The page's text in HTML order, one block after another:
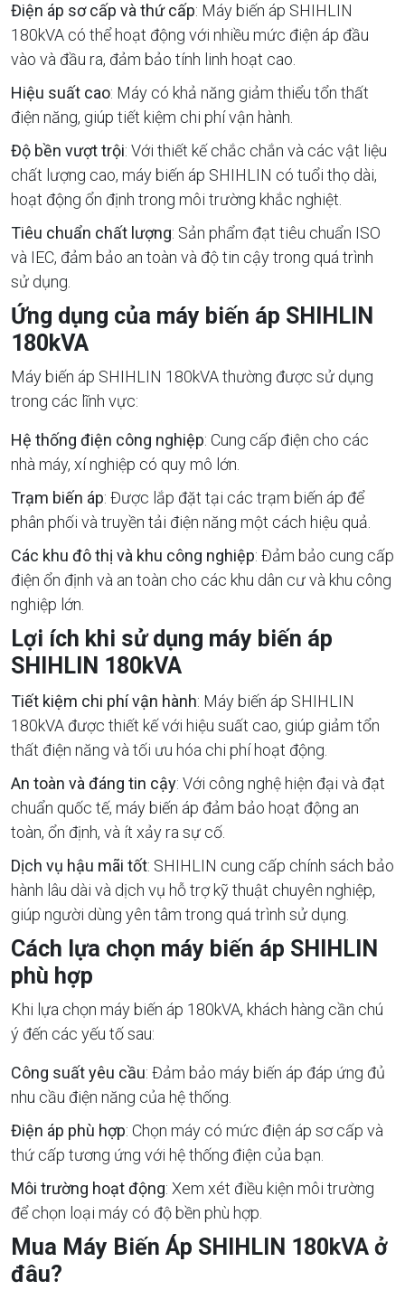
Điện áp sơ cấp và thứ cấp: Máy biến áp SHIHLIN
180kVA có thể hoạt động với nhiều mức điện áp đầu
vào và đầu ra, đảm bảo tính linh hoạt cao.
Hiệu suất cao: Máy có khả năng giảm thiểu tổn thất
điện năng, giúp tiết kiệm chi phí vận hành.
Độ bền vượt trội: Với thiết kế chắc chắn và các vật liệu
chất lượng cao, máy biến áp SHIHLIN có tuổi thọ dài,
hoạt động ổn định trong môi trường khắc nghiệt.
Tiêu chuẩn chất lượng: Sản phẩm đạt tiêu chuẩn ISO
và IEC, đảm bảo an toàn và độ tin cậy trong quá trình
sử dụng.
Ứng dụng của máy biến áp SHIHLIN
180kVA
Máy biến áp SHIHLIN 180kVA thường được sử dụng
trong các lĩnh vực:
Hệ thống điện công nghiệp: Cung cấp điện cho các
nhà máy, xí nghiệp có quy mô lớn.
Trạm biến áp: Được lắp đặt tại các trạm biến áp để
phân phối và truyền tải điện năng một cách hiệu quả.
Các khu đô thị và khu công nghiệp: Đảm bảo cung cấp
điện ổn định và an toàn cho các khu dân cư và khu công
nghiệp lớn.
Lợi ích khi sử dụng máy biến áp
SHIHLIN 180kVA
Tiết kiệm chi phí vận hành: Máy biến áp SHIHLIN
180kVA được thiết kế với hiệu suất cao, giúp giảm tổn
thất điện năng và tối ưu hóa chi phí hoạt động.
An toàn và đáng tin cậy: Với công nghệ hiện đại và đạt
chuẩn quốc tế, máy biến áp đảm bảo hoạt động an
toàn, ổn định, và ít xảy ra sự cố.
Dịch vụ hậu mãi tốt: SHIHLIN cung cấp chính sách bảo
hành lâu dài và dịch vụ hỗ trợ kỹ thuật chuyên nghiệp,
giúp người dùng yên tâm trong quá trình sử dụng.
Cách lựa chọn máy biến áp SHIHLIN
phù hợp
Khi lựa chọn máy biến áp 180kVA, khách hàng cần chú
ý đến các yếu tố sau:
Công suất yêu cầu: Đảm bảo máy biến áp đáp ứng đủ
nhu cầu điện năng của hệ thống.
Điện áp phù hợp: Chọn máy có mức điện áp sơ cấp và
thứ cấp tương ứng với hệ thống điện của bạn.
Môi trường hoạt động: Xem xét điều kiện môi trường
để chọn loại máy có độ bền phù hợp.
Mua Máy Biến Áp SHIHLIN 180kVA ở
đâu?